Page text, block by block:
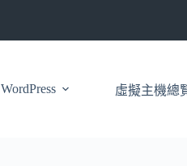
WordPress 虛擬主機總